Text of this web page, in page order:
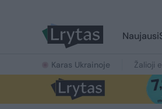
Naujausi
Karas Ukrainoje Žalioji